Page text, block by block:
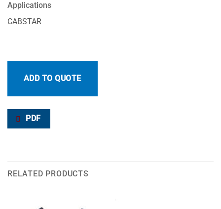
Applications
CABSTAR
ADD TO QUOTE
PDF
RELATED PRODUCTS